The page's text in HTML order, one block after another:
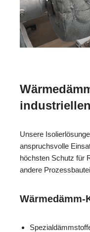
Unsere
anspruchsvolle
höchsten Schutz für
andere